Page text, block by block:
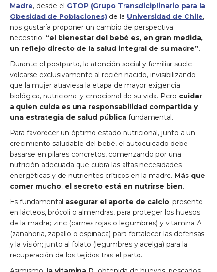
Madre, desde el GTOP (Grupo Transdiciplinario para la
Obesidad de Poblaciones) de la Universidad de Chile,
nos gustaría proponer un cambio de perspectiva
necesario: “el bienestar del bebé es, en gran medida,
un reflejo directo de la salud integral de su madre”.
Durante el postparto, la atención social y familiar suele
volcarse exclusivamente al recién nacido, invisibilizando
que la mujer atraviesa la etapa de mayor exigencia
biológica, nutricional y emocional de su vida. Pero cuidar
a quien cuida es una responsabilidad compartida y
una estrategia de salud pública fundamental.
Para favorecer un óptimo estado nutricional, junto a un
crecimiento saludable del bebé, el autocuidado debe
basarse en pilares concretos, comenzando por una
nutrición adecuada que cubra las altas necesidades
energéticas y de nutrientes críticos en la madre. Más que
comer mucho, el secreto está en nutrirse bien.
Es fundamental asegurar el aporte de calcio, presente
en lácteos, brócoli o almendras, para proteger los huesos
de la madre; zinc (carnes rojas o legumbres) y vitamina A
(zanahoria, zapallo o espinaca) para fortalecer las defensas
y la visión; junto al folato (legumbres y acelga) para la
recuperación de los tejidos tras el parto.